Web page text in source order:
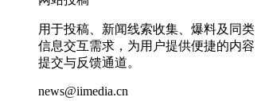
用于投稿、新闻线索收集、爆料及同类
信息交互需求，为用户提供便捷的内容
提交与反馈通道。
news@iimedia.cn